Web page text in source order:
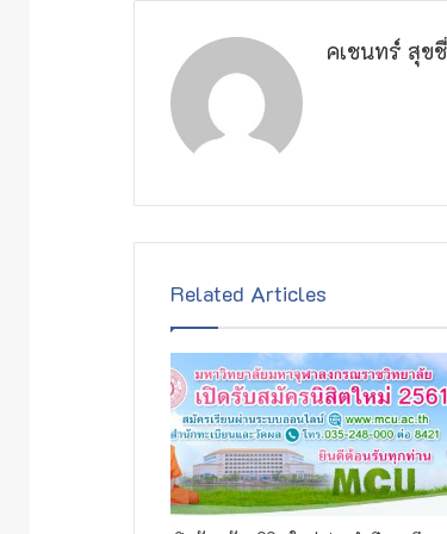
คเชนทร์ สุข
Related Articles